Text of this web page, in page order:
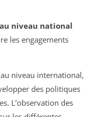
niveau national
les engagements
au niveau international,
des politiques
L’observation des